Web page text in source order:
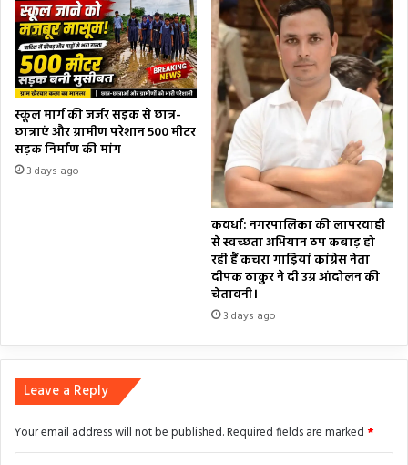
स्कूल मार्ग की जर्जर सड़क से छात्र-
छात्राएं और ग्रामीण परेशान 500 मीटर
सड़क निर्माण की मांग
3 days ago
कवर्धा: नगरपालिका की लापरवाही
से स्वच्छता अभियान ठप कबाड़ हो
रही हैं कचरा गाड़ियां कांग्रेस नेता
दीपक ठाकुर ने दी उग्र आंदोलन की
चेतावनी।
3 days ago
Leave a Reply
Your email address will not be published.Required fields are marked *